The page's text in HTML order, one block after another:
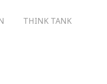
THINK TANK